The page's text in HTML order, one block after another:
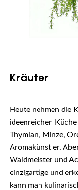
Kräuter
Heute nehmen die
ideenreichen
Thymian, Minze,
Aromakünstler.
Waldmeister und
einzigartige und
kann man